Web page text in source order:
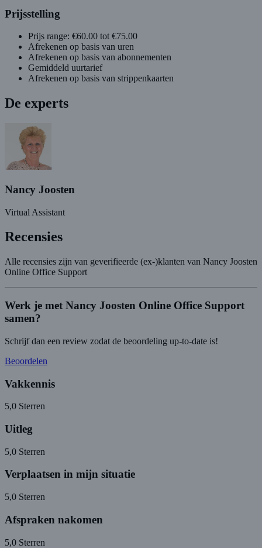
Prijsstelling
Prijs range: €60.00 tot €75.00
Afrekenen op basis van uren
Afrekenen op basis van abonnementen
Gemiddeld uurtarief
Afrekenen op basis van strippenkaarten
De experts
Nancy Joosten
Virtual Assistant
Recensies
Alle recensies zijn van geverifieerde (ex-)klanten van Nancy Joosten
Online Office Support
Werk je met Nancy Joosten Online Office Support
samen?
Schrijf dan een review zodat de beoordeling up-to-date is!
Beoordelen
Vakkennis
5,0 Sterren
Uitleg
5,0 Sterren
Verplaatsen in mijn situatie
5,0 Sterren
Afspraken nakomen
5,0 Sterren